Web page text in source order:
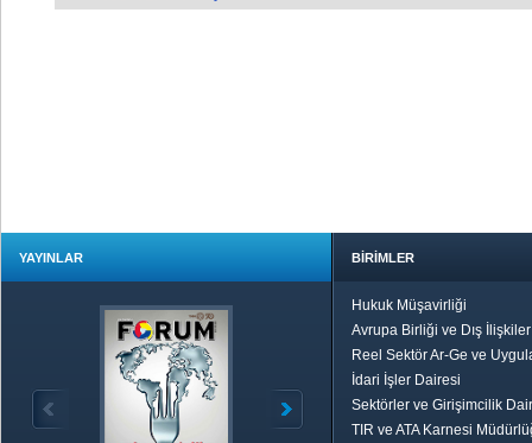
YAYINLAR BİRİMLER
Hukuk Müşavirliği
Avrupa Birliği ve Dış
Reel Sektör Ar-Ge ve
İdari İşler Dairesi
Sektörler ve Girişimcilik
TIR ve ATA Karnesi